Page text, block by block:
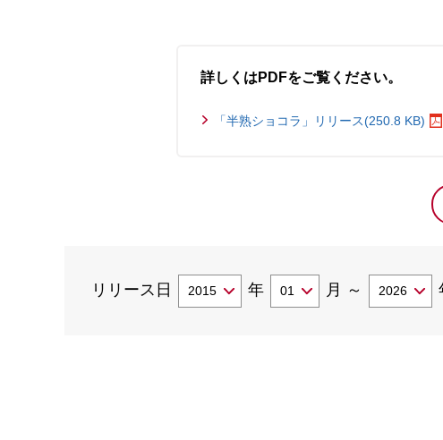
詳しくはPDFをご覧ください。
「半熟ショコラ」リリース(250.8 KB)
リリース日 年 月 ～